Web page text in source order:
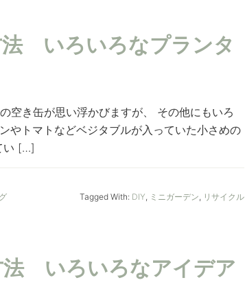
いろいろなプランタ
空き缶が思い浮かびますが、 その他にもいろ
トマトなどベジタブルが入っていた小さめの
い […]
Tagged With: DIY, ミニガーデン, リサイクル
法 いろいろなアイデア